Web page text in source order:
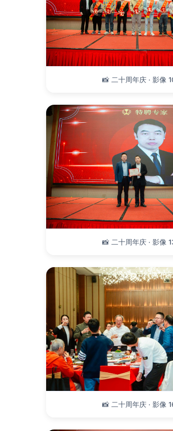
📸 二十周年庆 · 影像
📸 二十周年庆 · 影像
📸 二十周年庆 · 影像